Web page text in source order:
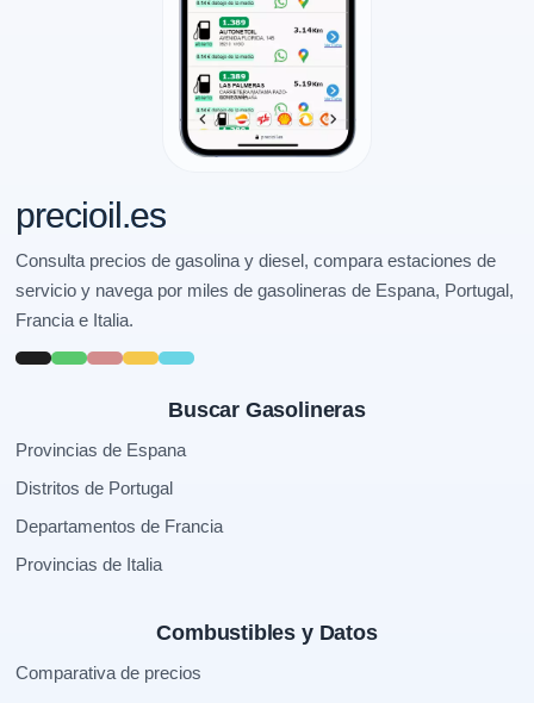
precioil.es
Consulta precios de gasolina y diesel, compara estaciones de
servicio y navega por miles de gasolineras de Espana, Portugal,
Francia e Italia.
Buscar Gasolineras
Provincias de Espana
Distritos de Portugal
Departamentos de Francia
Provincias de Italia
Combustibles y Datos
Comparativa de precios